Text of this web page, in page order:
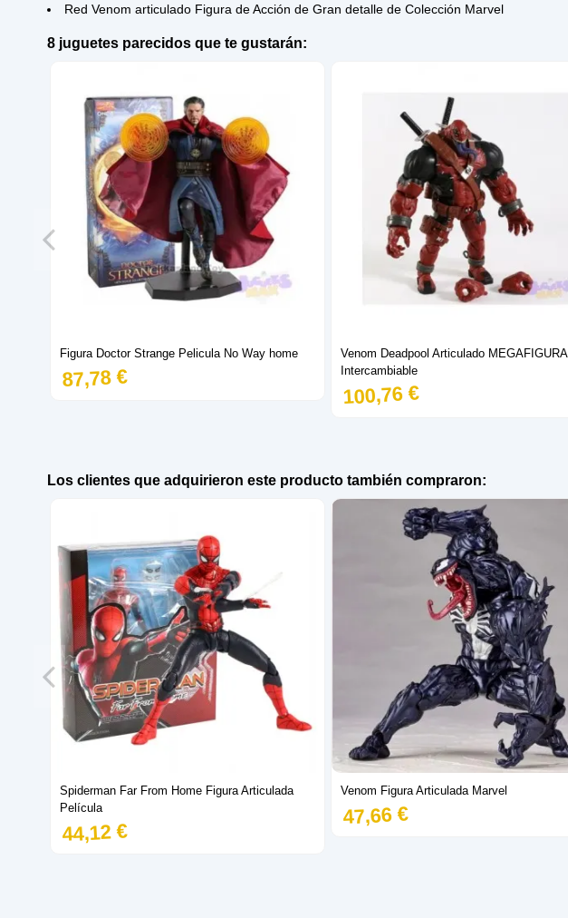
Red Venom articulado Figura de Acción de Gran detalle de Colección Marvel
8 juguetes parecidos que te gustarán:
Figura Doctor Strange Pelicula No Way home
87,78 €
Venom Deadpool Articulado MEGAFIGURA
Intercambiable
100,76 €
Los clientes que adquirieron este producto también compraron:
Spiderman Far From Home Figura Articulada
Película
44,12 €
Venom Figura Articulada Marvel
47,66 €